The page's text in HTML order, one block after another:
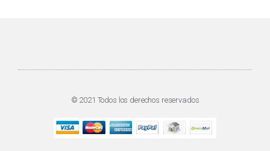
© 2021 Todos los derechos reservados